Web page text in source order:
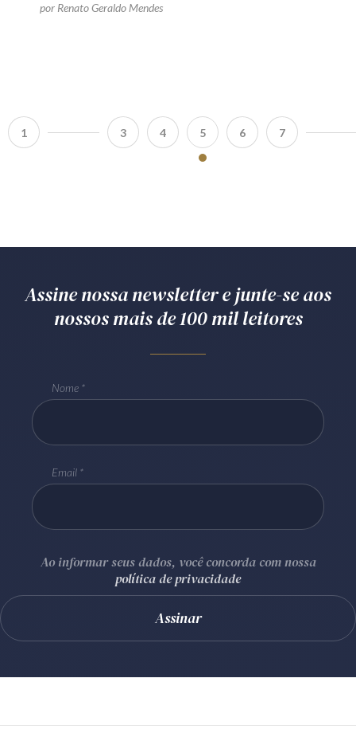
por Renato Geraldo Mendes
1 3 4 5 6 7
Assine nossa newsletter e junte-se aos
nossos mais de 100 mil leitores
Nome
Email
Ao informar seus dados, você concorda com nossa
política de privacidade